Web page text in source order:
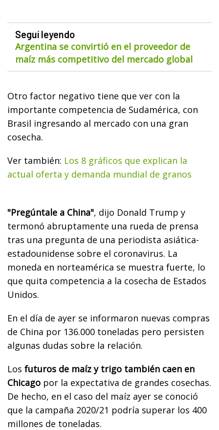
Seguí leyendo
Argentina se convirtió en el proveedor de
maíz más competitivo del mercado global
Otro factor negativo tiene que ver con la
importante competencia de Sudamérica, con
Brasil ingresando al mercado con una gran
cosecha.
Ver también: Los 8 gráficos que explican la
actual oferta y demanda mundial de granos
"Pregúntale a China", dijo Donald Trump y
termonó abruptamente una rueda de prensa
tras una pregunta de una periodista asiática-
estadounidense sobre el coronavirus. La
moneda en norteamérica se muestra fuerte, lo
que quita competencia a la cosecha de Estados
Unidos.
En el día de ayer se informaron nuevas compras
de China por 136.000 toneladas pero persisten
algunas dudas sobre la relación.
Los futuros de maíz y trigo también caen en
Chicago por la expectativa de grandes cosechas.
De hecho, en el caso del maíz ayer se conoció
que la campaña 2020/21 podría superar los 400
millones de toneladas.